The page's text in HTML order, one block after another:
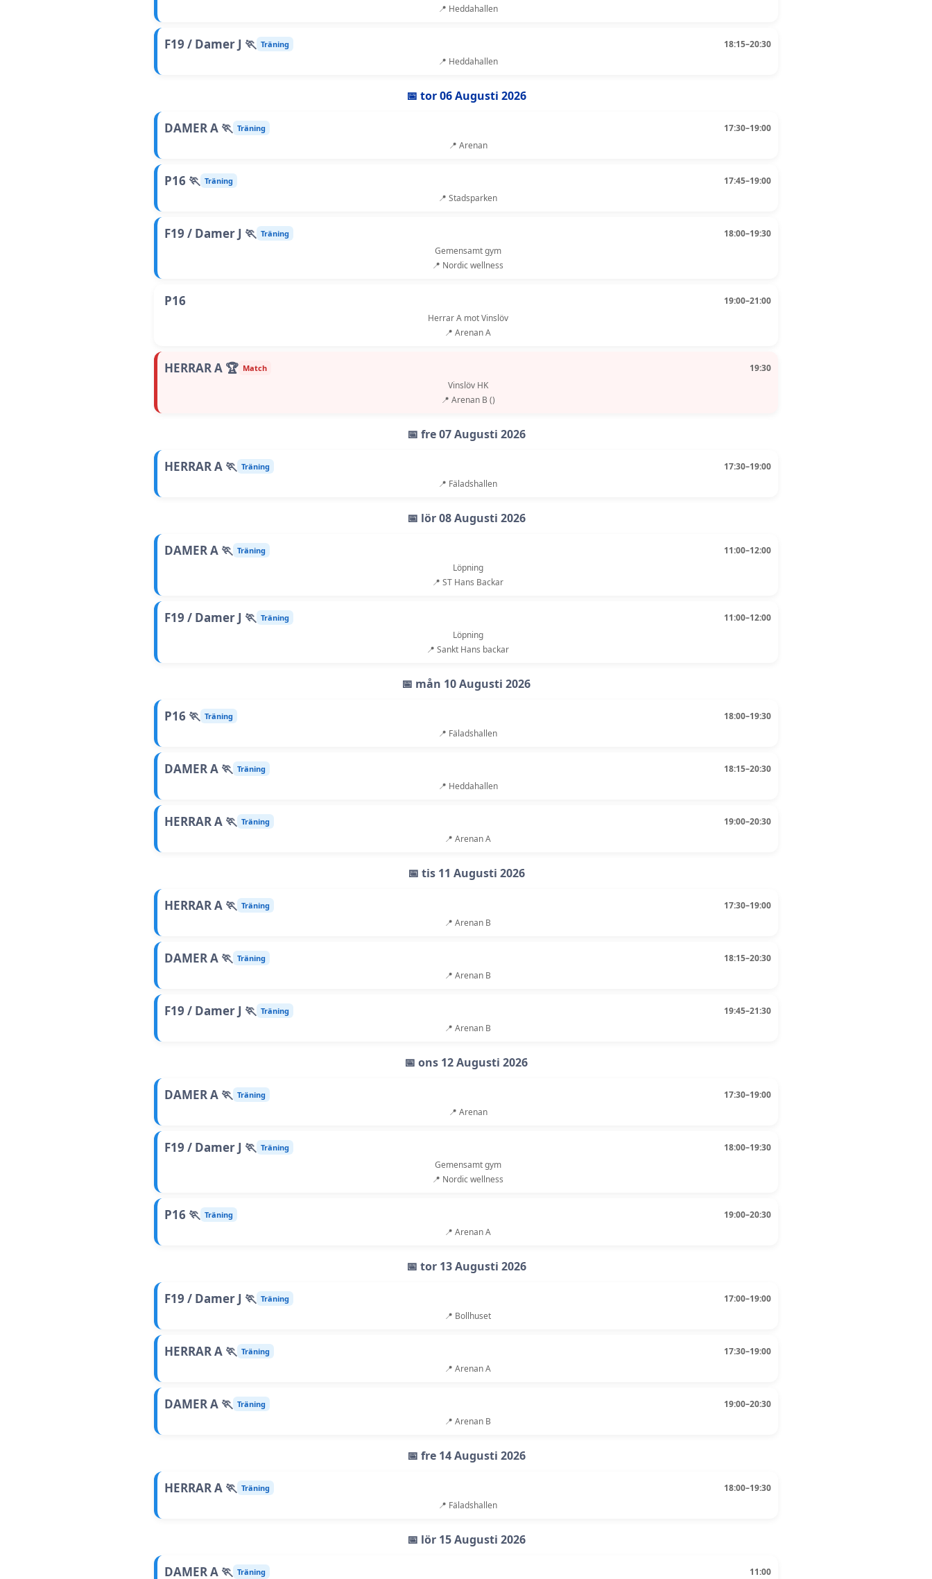
📍 Heddahallen
F19 / Damer J 🏃 Träning
18:15–20:30
📍 Heddahallen
📅 tor 06 Augusti 2026
DAMER A 🏃 Träning
17:30–19:00
📍 Arenan
P16 🏃 Träning
17:45–19:00
📍 Stadsparken
F19 / Damer J 🏃 Träning
18:00–19:30
Gemensamt gym
📍 Nordic wellness
P16
19:00–21:00
Herrar A mot Vinslöv
📍 Arenan A
HERRAR A 🏆 Match
19:30
Vinslöv HK
📍 Arenan B ()
📅 fre 07 Augusti 2026
HERRAR A 🏃 Träning
17:30–19:00
📍 Fäladshallen
📅 lör 08 Augusti 2026
DAMER A 🏃 Träning
11:00–12:00
Löpning
📍 ST Hans Backar
F19 / Damer J 🏃 Träning
11:00–12:00
Löpning
📍 Sankt Hans backar
📅 mån 10 Augusti 2026
P16 🏃 Träning
18:00–19:30
📍 Fäladshallen
DAMER A 🏃 Träning
18:15–20:30
📍 Heddahallen
HERRAR A 🏃 Träning
19:00–20:30
📍 Arenan A
📅 tis 11 Augusti 2026
HERRAR A 🏃 Träning
17:30–19:00
📍 Arenan B
DAMER A 🏃 Träning
18:15–20:30
📍 Arenan B
F19 / Damer J 🏃 Träning
19:45–21:30
📍 Arenan B
📅 ons 12 Augusti 2026
DAMER A 🏃 Träning
17:30–19:00
📍 Arenan
F19 / Damer J 🏃 Träning
18:00–19:30
Gemensamt gym
📍 Nordic wellness
P16 🏃 Träning
19:00–20:30
📍 Arenan A
📅 tor 13 Augusti 2026
F19 / Damer J 🏃 Träning
17:00–19:00
📍 Bollhuset
HERRAR A 🏃 Träning
17:30–19:00
📍 Arenan A
DAMER A 🏃 Träning
19:00–20:30
📍 Arenan B
📅 fre 14 Augusti 2026
HERRAR A 🏃 Träning
18:00–19:30
📍 Fäladshallen
📅 lör 15 Augusti 2026
DAMER A 🏃 Träning 11:00